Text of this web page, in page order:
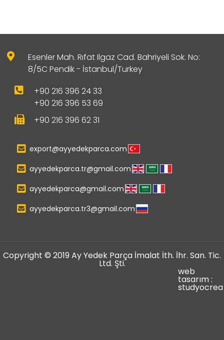
Esenler Mah. Rıfat Ilgaz Cad. Bahriyeli Sok. No:
8/5C Pendik - İstanbul/Turkey
+90 216 396 24 33
+90 216 396 53 69
+90 216 396 62 31
export@ayyedekparca.com
ayyedekparca.tr@gmail.com
ayyedekparca@gmail.com
ayyedekparca.tr3@gmail.com
Copyright © 2019 Ay Yedek Parça İmalat İth. İhr. San. Tic.
Ltd. Şti.
web
tasarım :
studyocrea